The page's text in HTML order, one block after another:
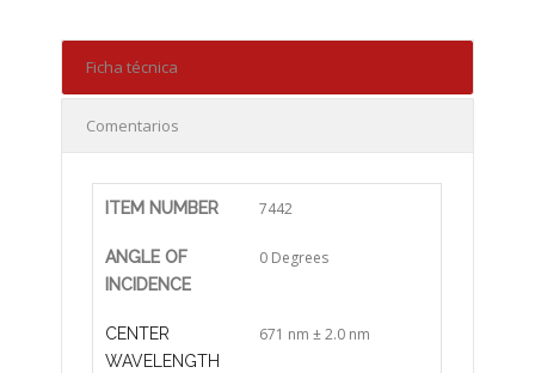
Ficha técnica
Comentarios
ITEM NUMBER 7442
ANGLE OF
INCIDENCE
0 Degrees
CENTER
WAVELENGTH
671 nm ± 2.0 nm